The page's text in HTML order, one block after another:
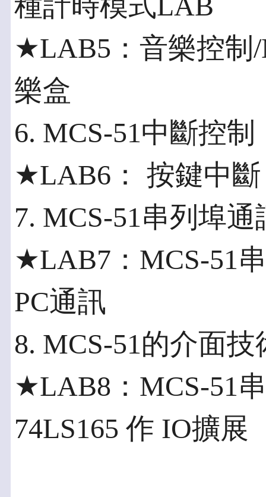
★LAB5：音樂控制/
樂盒
6. MCS-51中斷控制
★LAB6： 按鍵中斷
7. MCS-51串列埠通
★LAB7：MCS-51
PC通訊
8. MCS-51的介面
★LAB8：MCS-51
74LS165 作 IO擴展